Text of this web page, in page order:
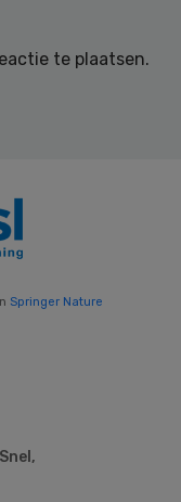
te plaatsen.
Springer Nature